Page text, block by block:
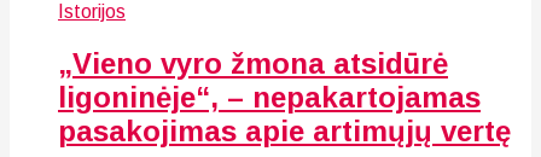
Istorijos
„Vieno vyro žmona atsidūrė
ligoninėje“, – nepakartojamas
pasakojimas apie artimųjų vertę